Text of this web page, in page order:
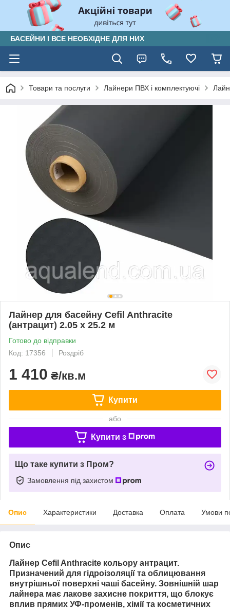
БАСЕЙНИ І ВСЕ НЕОБХІДНЕ ДЛЯ НИХ
Товари та послуги Лайнери ПВХ і комплектуючі
Лайнер для басейну Cefil Anthracite
(антрацит) 2.05 х 25.2 м
Готово до відправки
Код: 17356
Роздріб
1 410 ₴/кв.м
Купити
або
Купити з
Що таке купити з Пром?
Замовлення під захистом
Опис Характеристики Доставка Оплата Умови
Опис
Лайнер Cefil Anthracite кольору антрацит.
Призначений для гідроізоляції та облицювання
внутрішньої поверхні чаші басейну. Зовнішній шар
лайнера має лакове захисне покриття, що блокує
вплив прямих УФ-променів, хімії та косметичних